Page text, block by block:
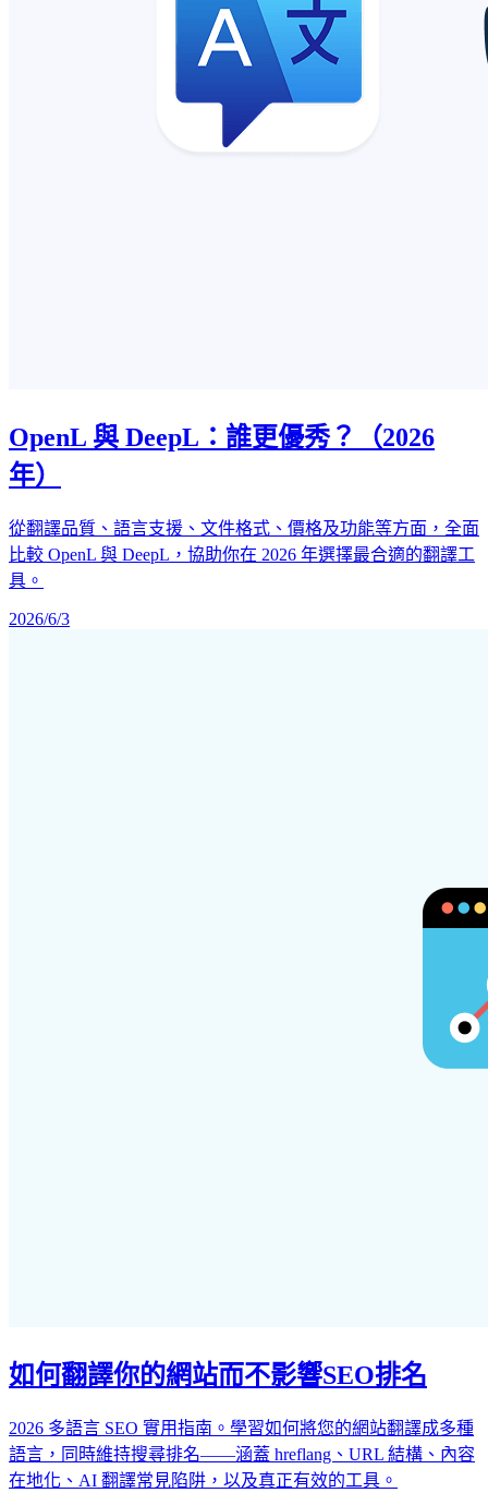
OpenL 與 DeepL：誰更優秀？（2026
年）
從翻譯品質、語言支援、文件格式、價格及功能等方面，全面
比較 OpenL 與 DeepL，協助你在 2026 年選擇最合適的翻譯工
具。
2026/6/3
如何翻譯你的網站而不影響SEO排名
2026 多語言 SEO 實用指南。學習如何將您的網站翻譯成多種
語言，同時維持搜尋排名——涵蓋 hreflang、URL 結構、內容
在地化、AI 翻譯常見陷阱，以及真正有效的工具。